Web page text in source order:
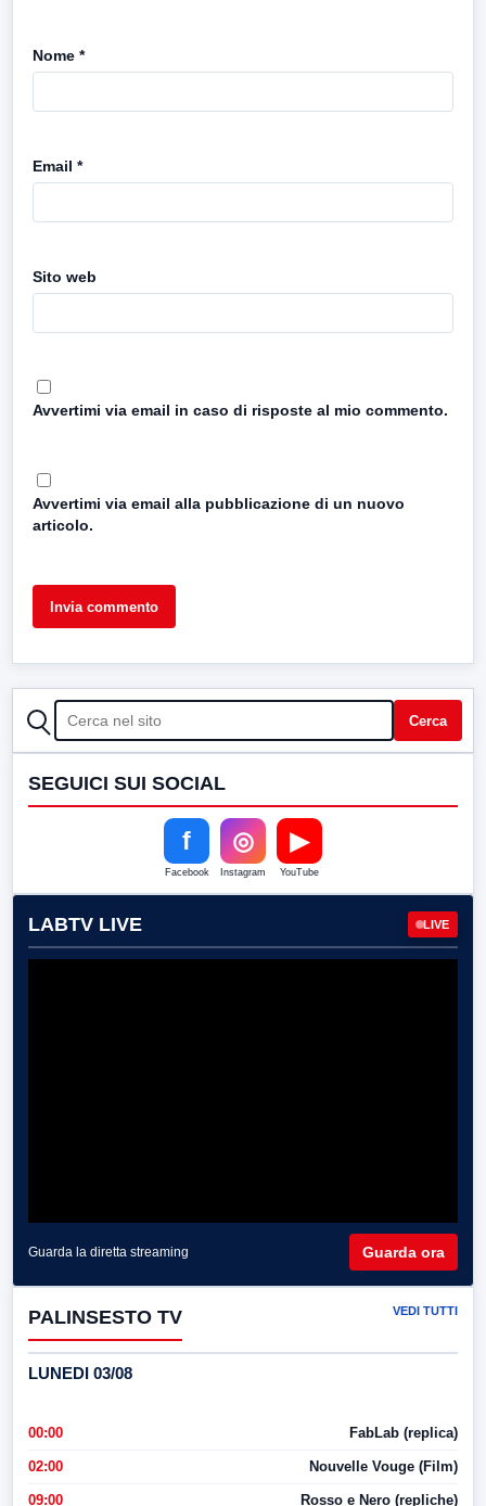
Nome *
Email *
Sito web
Avvertimi via email in caso di risposte al mio commento.
Avvertimi via email alla pubblicazione di un nuovo
articolo.
CERCA Cerca
SEGUICI SUI SOCIAL
f
Facebook
◎
Instagram
▶
YouTube
LABTV LIVE LIVE
Guarda la diretta streaming Guarda ora
PALINSESTO TV VEDI TUTTI
LUNEDI 03/08
00:00 FabLab (replica)
02:00 Nouvelle Vouge (Film)
09:00 Rosso e Nero (repliche)